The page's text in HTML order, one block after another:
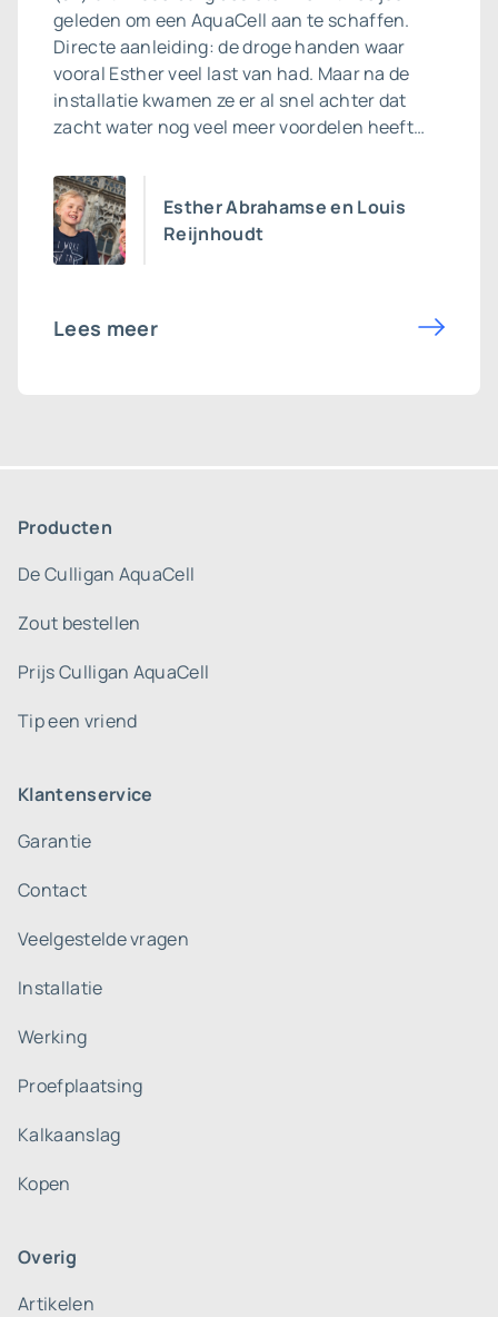
geleden om een AquaCell aan te schaffen.
Directe aanleiding: de droge handen waar
vooral Esther veel last van had. Maar na de
installatie kwamen ze er al snel achter dat
zacht water nog veel meer voordelen heeft…
Esther Abrahamse en Louis
Reijnhoudt
Lees meer
Producten
De Culligan AquaCell
Zout bestellen
Prijs Culligan AquaCell
Tip een vriend
Klantenservice
Garantie
Contact
Veelgestelde vragen
Installatie
Werking
Proefplaatsing
Kalkaanslag
Kopen
Overig
Artikelen